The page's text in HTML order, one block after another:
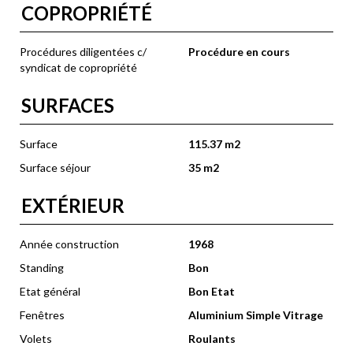
COPROPRIÉTÉ
Procédures diligentées c/
syndicat de copropriété
Procédure en cours
SURFACES
Surface
115.37 m2
Surface séjour
35 m2
EXTÉRIEUR
Année construction
1968
Standing
Bon
Etat général
Bon Etat
Fenêtres
Aluminium Simple Vitrage
Volets
Roulants